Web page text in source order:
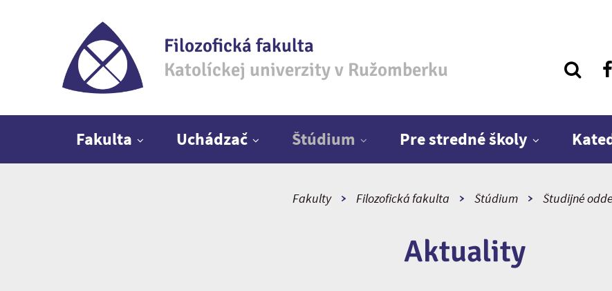
Filozofická fakulta
Katolíckej univerzity v Ružomberku
Fakulta Uchádzač Štúdium Pre stredné školy
Fakulty Filozofická fakulta Štúdium Študijné
Aktuality